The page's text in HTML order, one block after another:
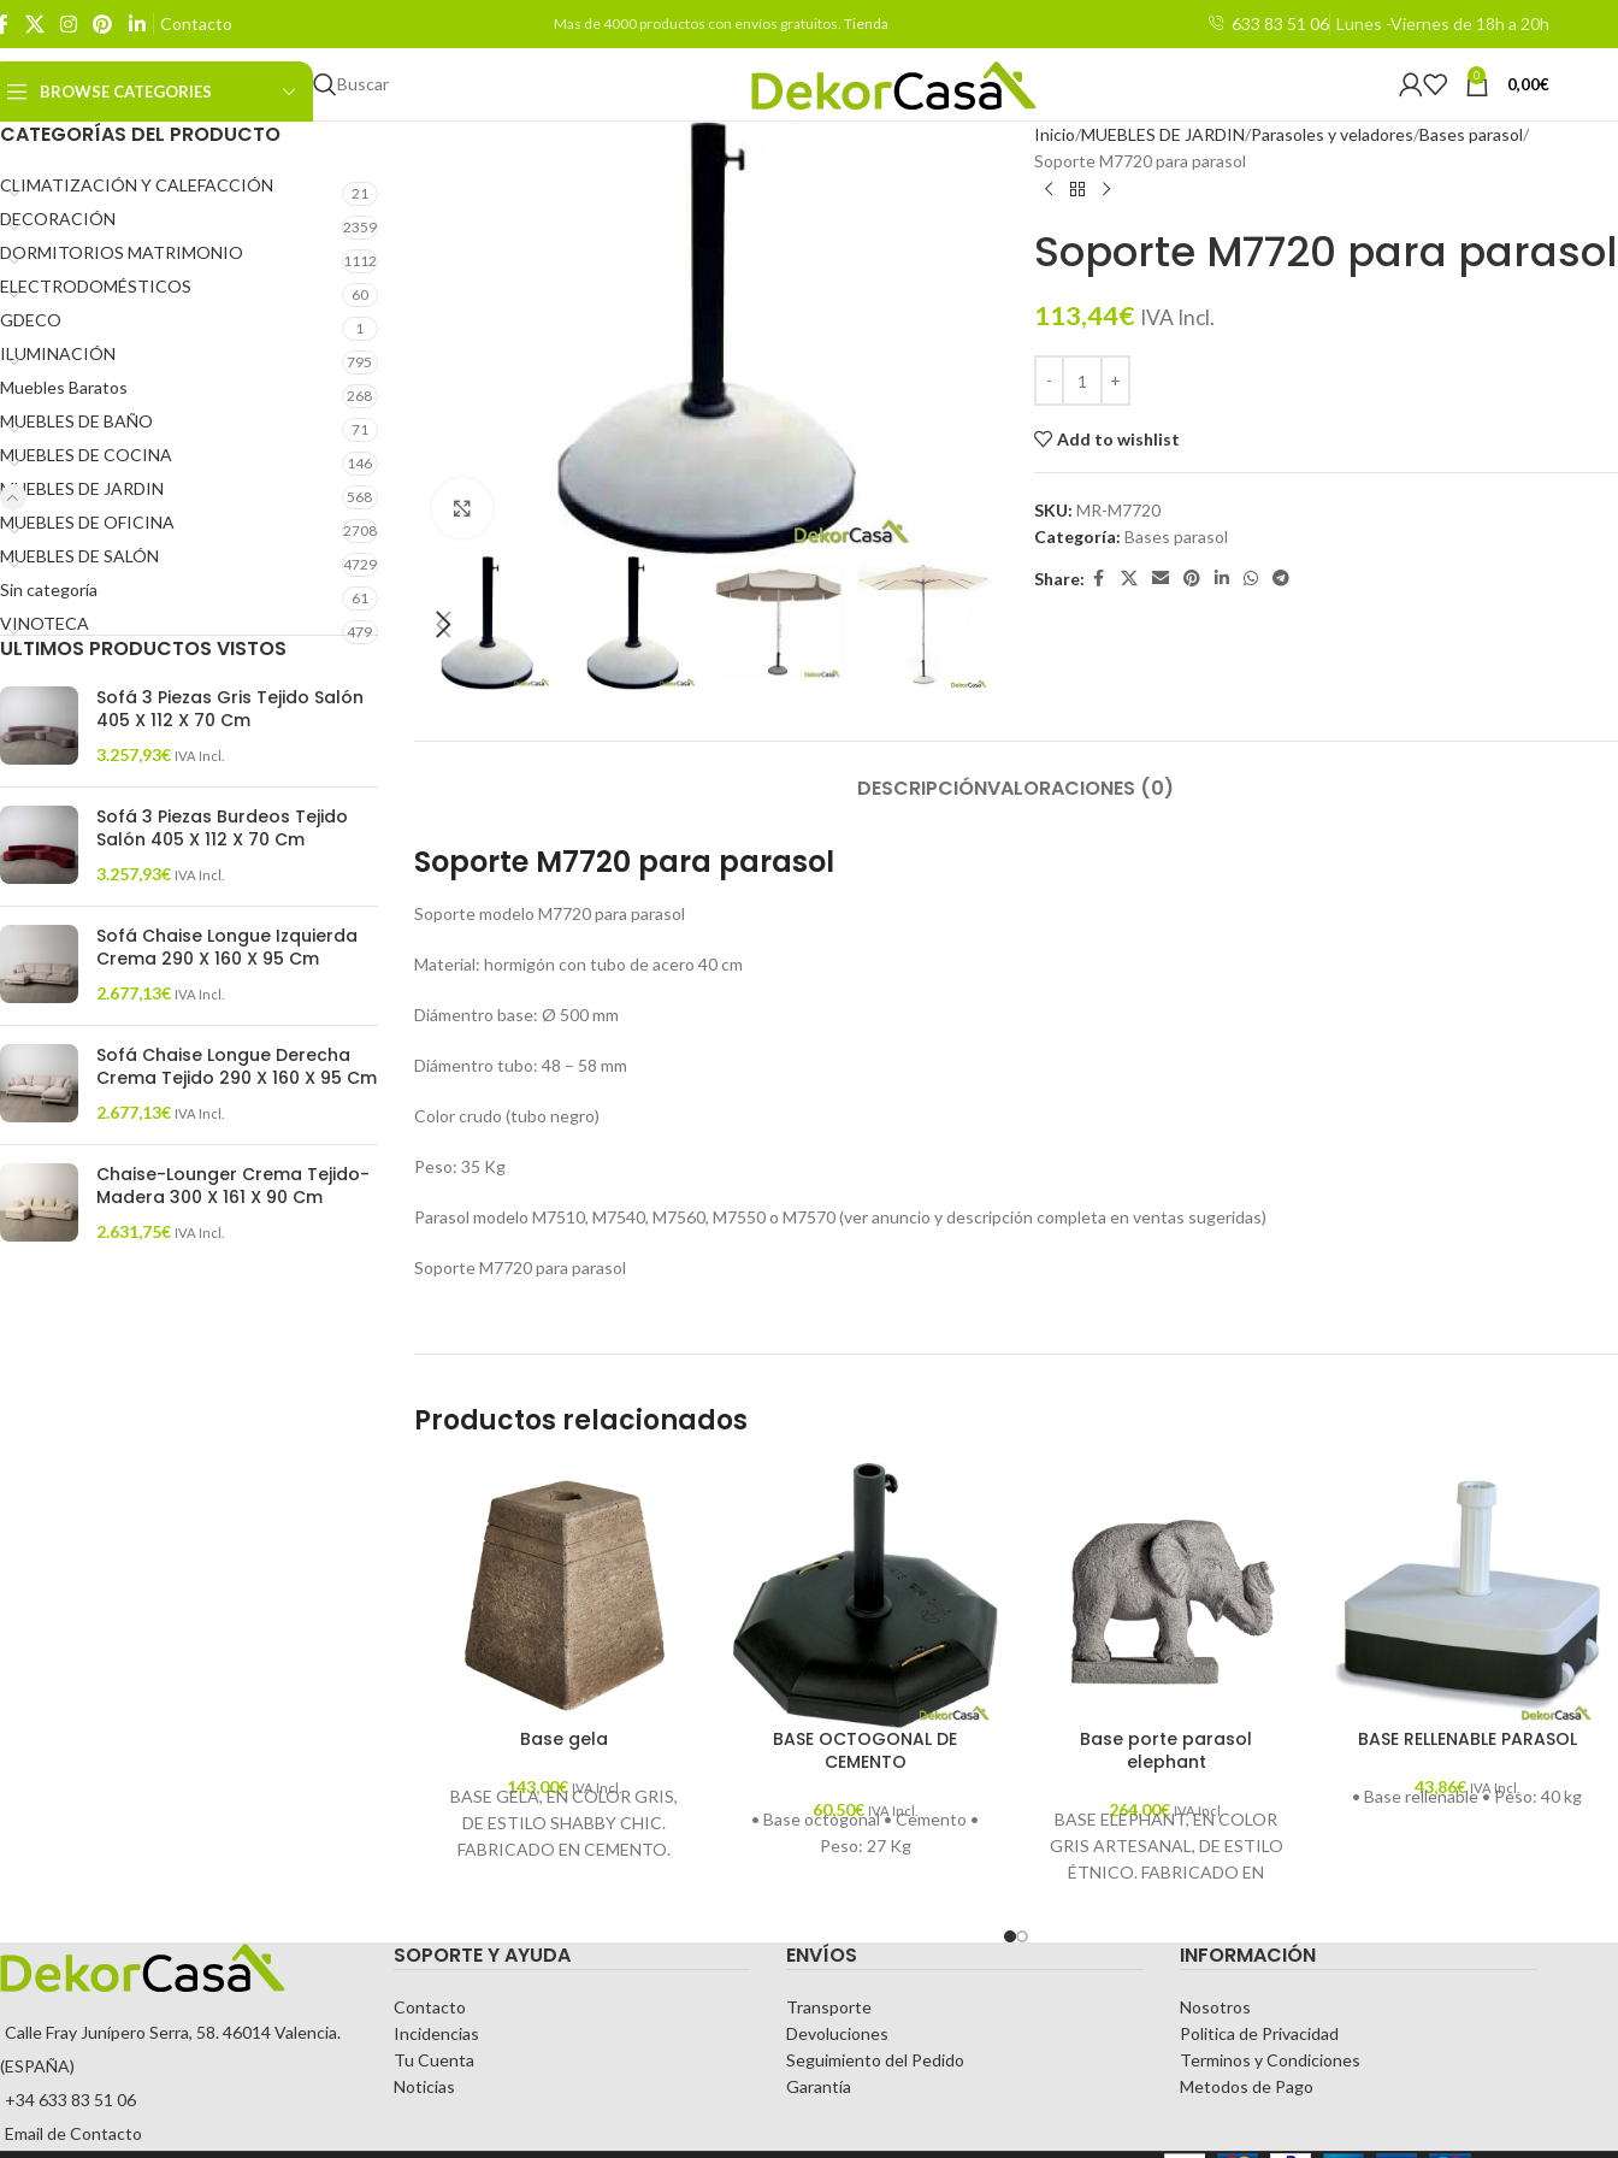
Contacto Mas de 4000 productos con envíos gratuitos. Tienda 633 83 51 06 Lunes -Viernes de 18h a 20h
BROWSE CATEGORIES Buscar 0 0,00€
CATEGORÍAS DEL PRODUCTO
CLIMATIZACIÓN Y CALEFACCIÓN 21
DECORACIÓN 2359
DORMITORIOS MATRIMONIO 1112
ELECTRODOMÉSTICOS 60
GDECO 1
ILUMINACIÓN 795
Muebles Baratos 268
MUEBLES DE BAÑO 71
MUEBLES DE COCINA 146
MUEBLES DE JARDIN 568
MUEBLES DE OFICINA 2708
MUEBLES DE SALÓN 4729
Sin categoría 61
VINOTECA 479
ULTIMOS PRODUCTOS VISTOS
Sofá 3 Piezas Gris Tejido Salón
405 X 112 X 70 Cm
3.257,93€ IVA Incl.
Sofá 3 Piezas Burdeos Tejido
Salón 405 X 112 X 70 Cm
3.257,93€ IVA Incl.
Sofá Chaise Longue Izquierda
Crema 290 X 160 X 95 Cm
2.677,13€ IVA Incl.
Sofá Chaise Longue Derecha
Crema Tejido 290 X 160 X 95 Cm
2.677,13€ IVA Incl.
Chaise-Lounger Crema Tejido-
Madera 300 X 161 X 90 Cm
2.631,75€ IVA Incl.
Click to enlarge
Inicio MUEBLES DE JARDIN Parasoles y veladores Bases parasol
Soporte M7720 para parasol
Soporte M7720 para parasol
113,44€ IVA Incl.
Add to wishlist
SKU: MR-M7720
Categoría: Bases parasol
Share:
DESCRIPCIÓNVALORACIONES (0)
Soporte M7720 para parasol
Soporte modelo M7720 para parasol
Material: hormigón con tubo de acero 40 cm
Diámentro base: Ø 500 mm
Diámentro tubo: 48 – 58 mm
Color crudo (tubo negro)
Peso: 35 Kg
Parasol modelo M7510, M7540, M7560, M7550 o M7570 (ver anuncio y descripción completa en ventas sugeridas)
Soporte M7720 para parasol
Productos relacionados
Base gela
143,00€ IVA Incl.
BASE GELA, EN COLOR GRIS,
DE ESTILO SHABBY CHIC.
FABRICADO EN CEMENTO.
BASE OCTOGONAL DE
CEMENTO
60,50€ IVA Incl.
• Base octogonal • Cemento •
Peso: 27 Kg
Base porte parasol
elephant
264,00€ IVA Incl.
BASE ELEPHANT, EN COLOR
GRIS ARTESANAL, DE ESTILO
ÉTNICO. FABRICADO EN
Envío Gratuito.
BASE RELLENABLE PARASOL
43,86€ IVA Incl.
• Base rellenable • Peso: 40 kg
Calle Fray Junípero Serra, 58. 46014 Valencia.
(ESPAÑA)
+34 633 83 51 06
Email de Contacto
SOPORTE Y AYUDA
Contacto
Incidencias
Tu Cuenta
Noticias
ENVÍOS
Transporte
Devoluciones
Seguimiento del Pedido
Garantía
INFORMACIÓN
Nosotros
Politica de Privacidad
Terminos y Condiciones
Metodos de Pago